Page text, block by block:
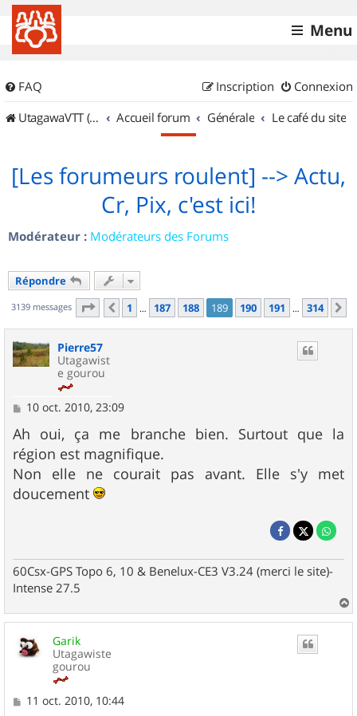
Menu
FAQ Connexion
Inscription
UtagawaVTT (Randos VTT et VTTAE avec traces GPS)
Accueil forum Générale Le café du site
[Les forumeurs roulent] --> Actu,
Cr, Pix, c'est ici!
Modérateur : Modérateurs des Forums
Répondre
3139 messages Page 189 sur314
Précédent
1 … 187 188 189 190 191 … 314
Pierre57
Utagawist
e gourou
M
s
s
a
g
e
10 oct. 2010, 23:09
Ah oui, ça me branche bien. Surtout que la
région est magnifique.
Non elle ne courait pas avant. Elle s'y met
doucement
60Csx-GPS Topo 6, 10 & Benelux-CE3 V3.24 (merci le site)-
Intense 27.5
a
u
Garik
Utagawiste
gourou
M11 oct. 2010, 10:44